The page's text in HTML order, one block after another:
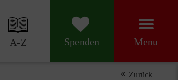
A-Z Spenden Menu
Zurück